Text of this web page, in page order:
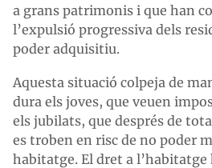
a grans patrimonis i que han
l’expulsió progressiva dels
poder adquisitiu.
Aquesta situació colpeja de
dura els joves, que veuen
els jubilats, que després de
es troben en risc de no poder
habitatge. El dret a